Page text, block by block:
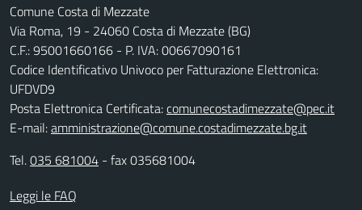
Comune Costa di Mezzate
Via Roma, 19 - 24060 Costa di Mezzate (BG)
C.F.: 95001660166 - P. IVA: 00667090161
Codice Identificativo Univoco per Fatturazione Elettronica:
UFDVD9
Posta Elettronica Certificata:comunecostadimezzate@pec.it
E-mail:amministrazione@comune.costadimezzate.bg.it
Tel.035 681004 - fax 035681004
Leggi le FAQ